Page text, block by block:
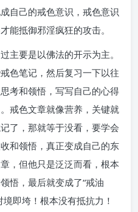
自己的戒色意识，戒色意识
能抵御邪淫疯狂的攻击。
主要是以佛法的开示为主。
色笔记，然后复习一下以往
考和领悟，写写自己的心得
戒色文章就像营养，关键就
了，那就等于没看，要学会
和领悟，真正变成自己的东
，但他只是泛泛而看，根本
悟，最后就变成了“戒油
即垮！根本没有抵抗力！